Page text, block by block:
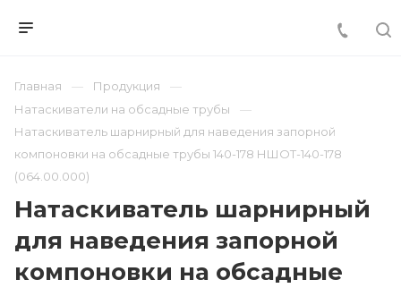
Главная
Продукция
Натаскиватели на обсадные трубы
Натаскиватель шарнирный для наведения запорной
компоновки на обсадные трубы 140-178 НШОТ-140-178
(064.00.000)
Натаскиватель шарнирный
для наведения запорной
компоновки на обсадные